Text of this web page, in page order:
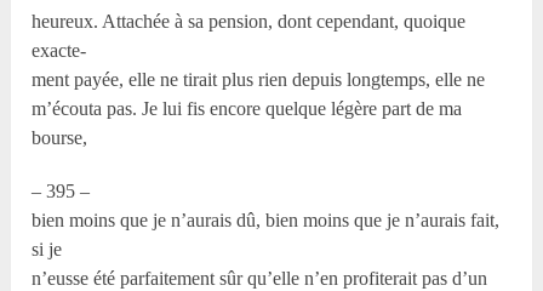
heureux. Attachée à sa pension, dont cependant, quoique
exacte-
ment payée, elle ne tirait plus rien depuis longtemps, elle ne
m’écouta pas. Je lui fis encore quelque légère part de ma
bourse,
– 395 –
bien moins que je n’aurais dû, bien moins que je n’aurais fait,
si je
n’eusse été parfaitement sûr qu’elle n’en profiterait pas d’un